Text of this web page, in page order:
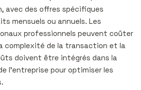
avec des offres spécifiques
mensuels ou annuels. Les
professionnels peuvent coûter
complexité de la transaction et la
doivent être intégrés dans la
l’entreprise pour optimiser les